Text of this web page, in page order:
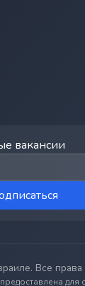
вакансии
Все
для